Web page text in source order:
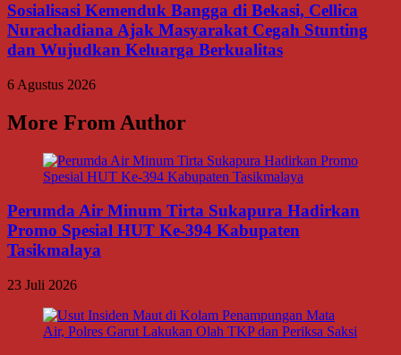
Sosialisasi Kemenduk Bangga di Bekasi, Cellica
Nurachadiana Ajak Masyarakat Cegah Stunting
dan Wujudkan Keluarga Berkualitas
6 Agustus 2026
More From Author
Perumda Air Minum Tirta Sukapura Hadirkan
Promo Spesial HUT Ke-394 Kabupaten
Tasikmalaya
23 Juli 2026